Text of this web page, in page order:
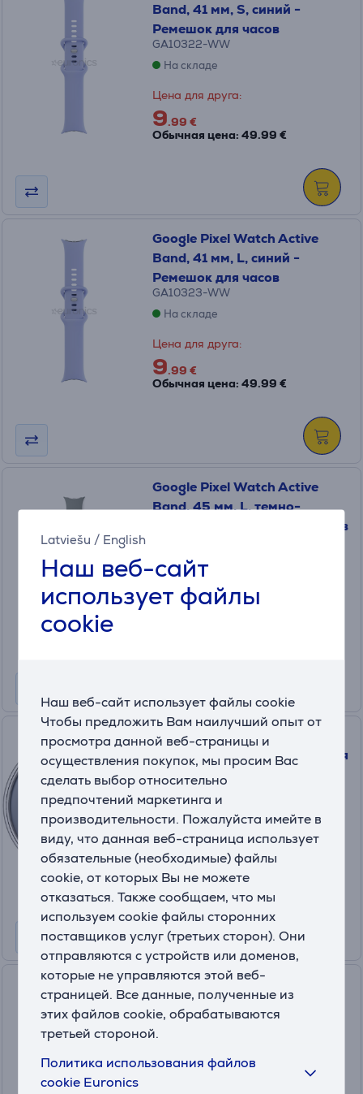
Latviešu / English
Наш веб-сайт
использует файлы
cookie
Наш веб-сайт использует файлы cookie
Чтобы предложить Вам наилучший опыт от
просмотра данной веб-страницы и
осуществления покупок, мы просим Вас
сделать выбор относительно
предпочтений маркетинга и
производительности. Пожалуйста имейте в
виду, что данная веб-страница использует
обязательные (необходимые) файлы
cookie, от которых Вы не можете
отказаться. Также сообщаем, что мы
используем cookie файлы сторонних
поставщиков услуг (третьих сторон). Они
отправляются с устройств или доменов,
которые не управляются этой веб-
страницей. Все данные, полученные из
этих файлов cookie, обрабатываются
третьей стороной.
Политика использования файлов
cookie Euronics
Band, 41 мм, S, синий -
Ремешок для часов
GA10322-WW
На складе
Цена для друга:
9.99 €
Обычная цена: 49.99 €
Google Pixel Watch Active
Band, 41 мм, L, синий -
Ремешок для часов
GA10323-WW
На складе
Цена для друга:
9.99 €
Обычная цена: 49.99 €
Google Pixel Watch Active
Band, 45 мм, L, темно-
зеленый - Ремешок для часов
На складе
Цена для друга:
Google Pixel Pixelsnap Ring
Stand, серый - Подставка для
смартфона
Цена:
39.99 €
Google Pixel 10a Case,
сиреневый - Чехол
GA10873-WW